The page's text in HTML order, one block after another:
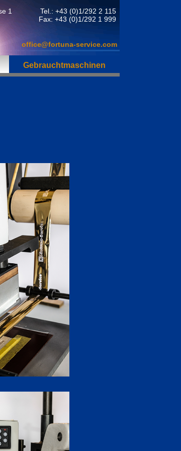
1
Tel.: +43 (0)1/292 2 115
Fax: +43 (0)1/292 1 999
office@fortuna-service.com
Gebrauchtmaschinen